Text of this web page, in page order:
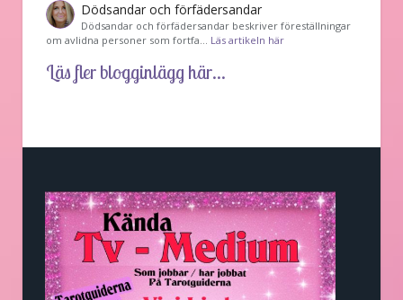
Dödsandar och förfädersandar
Dödsandar och förfädersandar beskriver föreställningar
om avlidna personer som fortfa… Läs artikeln här
Läs fler blogginlägg här...